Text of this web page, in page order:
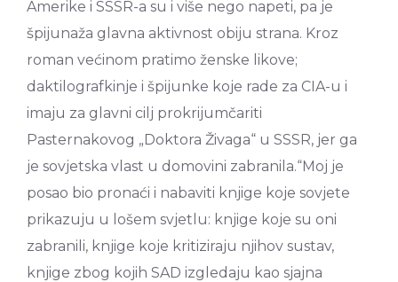
Amerike i SSSR-a su i više nego napeti, pa je
špijunaža glavna aktivnost obiju strana. Kroz
roman većinom pratimo ženske likove;
daktilografkinje i špijunke koje rade za CIA-u i
imaju za glavni cilj prokrijumčariti
Pasternakovog „Doktora Živaga“ u SSSR, jer ga
je sovjetska vlast u domovini zabranila.“Moj je
posao bio pronaći i nabaviti knjige koje sovjete
prikazuju u lošem svjetlu: knjige koje su oni
zabranili, knjige koje kritiziraju njihov sustav,
knjige zbog kojih SAD izgledaju kao sjajna